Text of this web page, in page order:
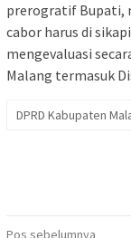
prerogratif Bupati,
cabor harus di
mengevaluasi
Malang termasuk
DPRD Kabupaten
Pos sebelumnya